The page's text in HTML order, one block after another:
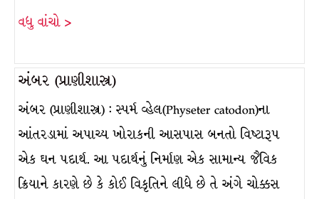
વધુ વાંચો >
અંબર (પ્રાણીશાસ્ત્ર)
અંબર (પ્રાણીશાસ્ત્ર) : સ્પર્મ વ્હેલ(Physeter catodon)ના
આંતરડામાં અપાચ્ય ખોરાકની આસપાસ બનતો વિષ્ટારૂપ
એક ઘન પદાર્થ. આ પદાર્થનું નિર્માણ એક સામાન્ય જૈવિક
ક્રિયાને કારણે છે કે કોઈ વિકૃતિને લીધે છે તે અંગે ચોક્કસ